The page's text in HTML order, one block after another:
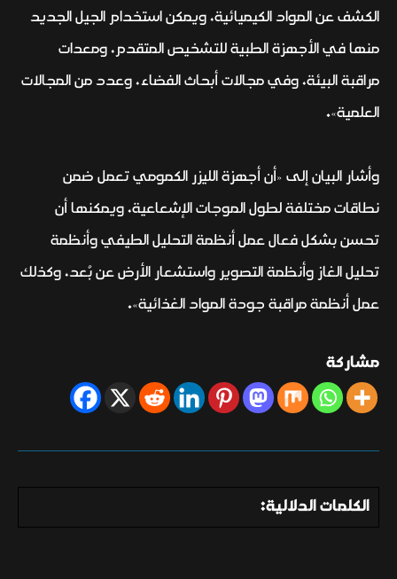
الكشف عن المواد الكيميائية، ويمكن استخدام الجيل الجديد
منها في الأجهزة الطبية للتشخيص المتقدم، ومعدات
مراقبة البيئة، وفي مجالات أبحاث الفضاء، وعدد من المجالات
العلمية».
وأشار البيان إلى «أن أجهزة الليزر الكمومي تعمل ضمن
نطاقات مختلفة لطول الموجات الإشعاعية، ويمكنها أن
تحسن بشكل فعال عمل أنظمة التحليل الطيفي وأنظمة
تحليل الغاز وأنظمة التصوير واستشعار الأرض عن بُعد، وكذلك
عمل أنظمة مراقبة جودة المواد الغذائية».
مشاركة
الكلمات الدلالية: